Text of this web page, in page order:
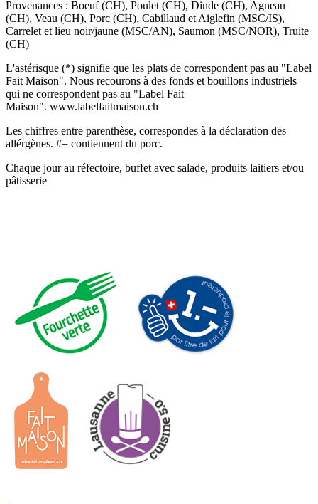
Provenances : Boeuf (CH), Poulet (CH), Dinde (CH), Agneau
(CH), Veau (CH), Porc (CH), Cabillaud et Aiglefin (MSC/IS),
Carrelet et lieu noir/jaune (MSC/AN), Saumon (MSC/NOR), Truite
(CH)
L'astérisque (*) signifie que les plats de correspondent pas au "Label
Fait Maison". Nous recourons à des fonds et bouillons industriels
qui ne correspondent pas au "Label Fait
Maison". www.labelfaitmaison.ch
Les chiffres entre parenthèse, correspondes à la déclaration des
allérgènes. #= contiennent du porc.
Chaque jour au réfectoire, buffet avec salade, produits laitiers et/ou
pâtisserie